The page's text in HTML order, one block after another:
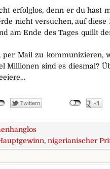
erfolglos, denn er du hast
nicht versuchen, auf
am Ende des Tages quillt
Mail zu kommunizieren,
Millionen sind es diesmal?
, nigerianischer